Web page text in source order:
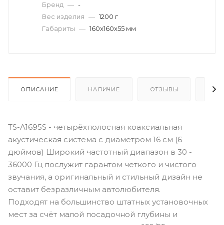
Бренд — -
Вес изделия — 1200 г
Габариты — 160x160x55 мм
ОПИСАНИЕ НАЛИЧИЕ ОТЗЫВЫ
TS-A1695S - четырёхполосная коаксиальная
акустическая система с диаметром 16 см (6
дюймов) Широкий частотный диапазон в 30 -
36000 Гц послужит гарантом четкого и чистого
звучания, а оригинальный и стильный дизайн не
оставит безразличным автолюбителя.
Подходят на большинство штатных установочных
мест за счёт малой посадочной глубины и